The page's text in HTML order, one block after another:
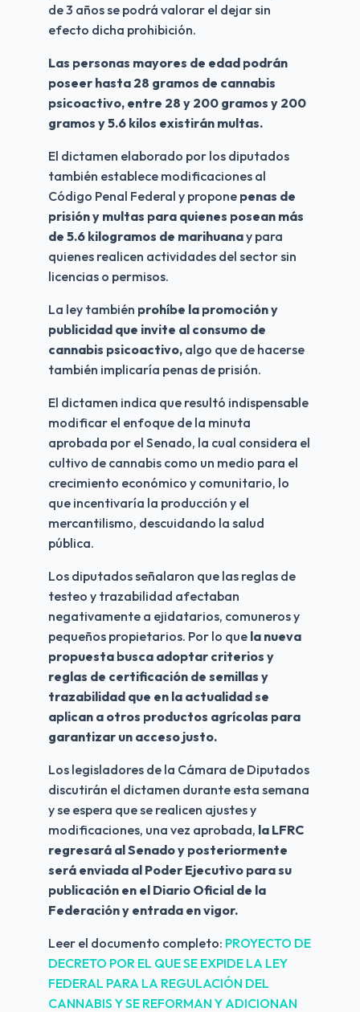
de 3 años se podrá valorar el dejar sin
efecto dicha prohibición.
Las personas mayores de edad podrán
poseer hasta 28 gramos de cannabis
psicoactivo, entre 28 y 200 gramos y 200
gramos y 5.6 kilos existirán multas.
El dictamen elaborado por los diputados
también establece modificaciones al
Código Penal Federal y propone penas de
prisión y multas para quienes posean más
de 5.6 kilogramos de marihuana y para
quienes realicen actividades del sector sin
licencias o permisos.
La ley también prohíbe la promoción y
publicidad que invite al consumo de
cannabis psicoactivo, algo que de hacerse
también implicaría penas de prisión.
El dictamen indica que resultó indispensable
modificar el enfoque de la minuta
aprobada por el Senado, la cual considera el
cultivo de cannabis como un medio para el
crecimiento económico y comunitario, lo
que incentivaría la producción y el
mercantilismo, descuidando la salud
pública.
Los diputados señalaron que las reglas de
testeo y trazabilidad afectaban
negativamente a ejidatarios, comuneros y
pequeños propietarios. Por lo que la nueva
propuesta busca adoptar criterios y
reglas de certificación de semillas y
trazabilidad que en la actualidad se
aplican a otros productos agrícolas para
garantizar un acceso justo.
Los legisladores de la Cámara de Diputados
discutirán el dictamen durante esta semana
y se espera que se realicen ajustes y
modificaciones, una vez aprobada, la LFRC
regresará al Senado y posteriormente
será enviada al Poder Ejecutivo para su
publicación en el Diario Oficial de la
Federación y entrada en vigor.
Leer el documento completo: PROYECTO DE
DECRETO POR EL QUE SE EXPIDE LA LEY
FEDERAL PARA LA REGULACIÓN DEL
CANNABIS Y SE REFORMAN Y ADICIONAN